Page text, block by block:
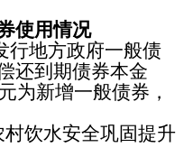
使用情况
行地方政府一般债
还到期债券本金
为新增一般债券，
饮水安全巩固提升